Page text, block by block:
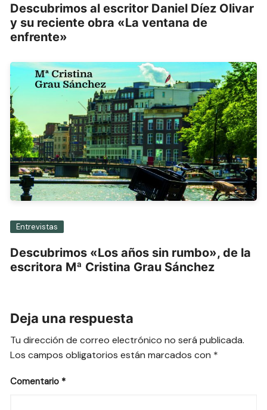
Descubrimos al escritor Daniel Díez Olivar
y su reciente obra «La ventana de
enfrente»
Entrevistas
Descubrimos «Los años sin rumbo», de la
escritora Mª Cristina Grau Sánchez
Deja una respuesta
Tu dirección de correo electrónico no será publicada.
Los campos obligatorios están marcados con *
Comentario *